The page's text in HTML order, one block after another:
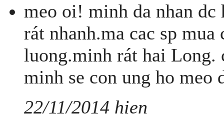
meo oi! minh da nhan dc
rát nhanh.ma cac sp
luong.minh rát hai Long.
minh se con ung ho meo
22/11/2014 hien